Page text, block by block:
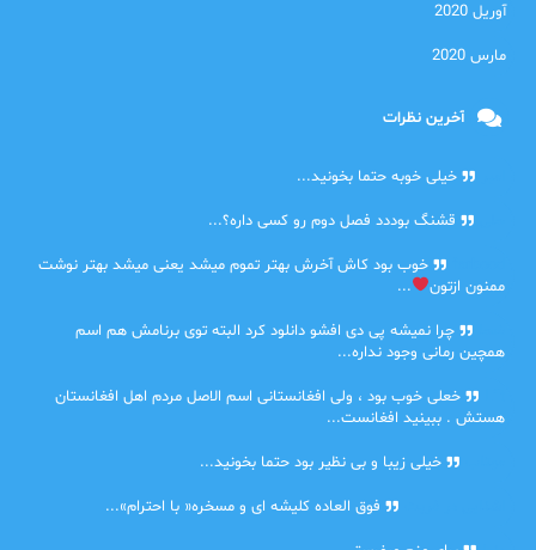
آوریل 2020
مارس 2020
آخرین نظرات
خیلی خوبه حتما بخونید...
قشنگ بوددد فصل دوم رو کسی داره؟...
خوب بود کاش آخرش بهتر تموم میشد یعنی میشد بهتر نوشت
ممنون ازتون
...
چرا نمیشه پی دی افشو دانلود کرد البته توی برنامش هم اسم
همچین رمانی وجود نداره...
خعلی خوب بود ، ولی افغانستانی اسم الاصل مردم اهل افغانستان
هستش . ببینید افغانست...
خیلی زیبا و بی نظیر بود حتما بخونید...
فوق العاده کلیشه ای و مسخره« با احترام»...